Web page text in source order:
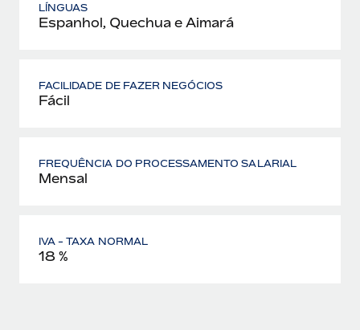
LÍNGUAS
Espanhol, Quechua e Aimará
FACILIDADE DE FAZER NEGÓCIOS
Fácil
FREQUÊNCIA DO PROCESSAMENTO SALARIAL
Mensal
IVA - TAXA NORMAL
18 %